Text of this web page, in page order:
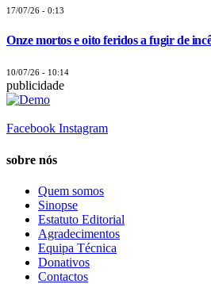
17/07/26 - 0:13
Onze mortos e oito feridos a fugir de
10/07/26 - 10:14
publicidade
Facebook Instagram
sobre nós
Quem somos
Sinopse
Estatuto Editorial
Agradecimentos
Equipa Técnica
Donativos
Contactos